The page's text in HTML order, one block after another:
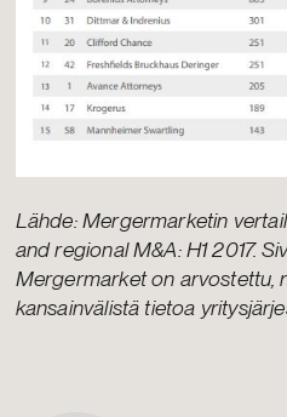
Lähde:Mergermarketin
and regional M&A: H1 2017.
Mergermarket on arvostettu,
kansainvälistä tietoa